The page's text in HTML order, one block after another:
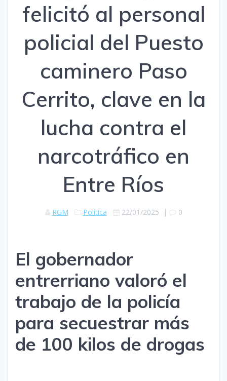
felicitó al personal
policial del Puesto
caminero Paso
Cerrito, clave en la
lucha contra el
narcotráfico en
Entre Ríos
RGM Política 22/01/2025 | 0
El gobernador
entrerriano valoró el
trabajo de la policía
para secuestrar más
de 100 kilos de drogas